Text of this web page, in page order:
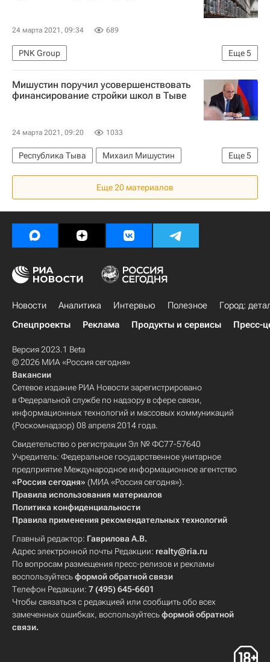
24 марта 2021, 09:34 689
Еще5
PNK Group
Московская область (Подмосковье)
Коммерческая недвижимость
Сбер
Мишустин поручил усовершенствовать
финансирование стройки школ в Тыве
24 марта 2021, 09:20 1033
Еще5
Республика Тыва
Михаил Мишустин
Министерство строительства и жилищно-коммунального хозяйства РФ (Минстрой России)
Социальная инфраструктура
Инфраструктура
Школы
Еще 20 материалов
Новости Аналитика Интервью Полезное
Город:
Спецпроекты
Реклама Продукты и сервисы Пресс-
Версия 2023.1 Beta
© 2026 МИА «Россия сегодня»
Вакансии
Сетевое издание РИА Новости зарегистрировано
в Федеральной службе по надзору в сфере связи,
информационных технологий и массовых коммуникаций
(Роскомнадзор) 08 апреля 2014 года.
Свидетельство о регистрации Эл № ФС77-57640
Учредитель: Федеральное государственное унитарное
предприятие Международное информационное агентство
«Россия сегодня» (МИА «Россия сегодня»).
Правила использования материалов
Политика конфиденциальности
Правила применения рекомендательных технологий
Главный редактор: Гаврилова А.В.
Адрес электронной почты Редакции: realty@ria.ru
По вопросам размещения пресс-релизов и рекламы
воспользуйтесьформой обратной связи
Телефон Редакции: 7 (495) 645-6601
Чтобы связаться с редакцией или сообщить обо всех
замеченных ошибках, воспользуйтесьформой обратной
связи.